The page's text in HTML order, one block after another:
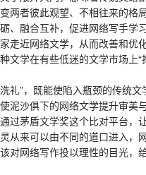
两者彼此观望、不相往来的格
、融合互补，促进网络写手学
走近网络文学，从而改善和优
文学在有些低迷的文学市场上“
”，既能使陷入瓶颈的传统文
泥沙俱下的网络文学提升审美
过茅盾文学奖这个比对平台，
从来可以由不同的道口进入，
对网络写作投以理性的目光，